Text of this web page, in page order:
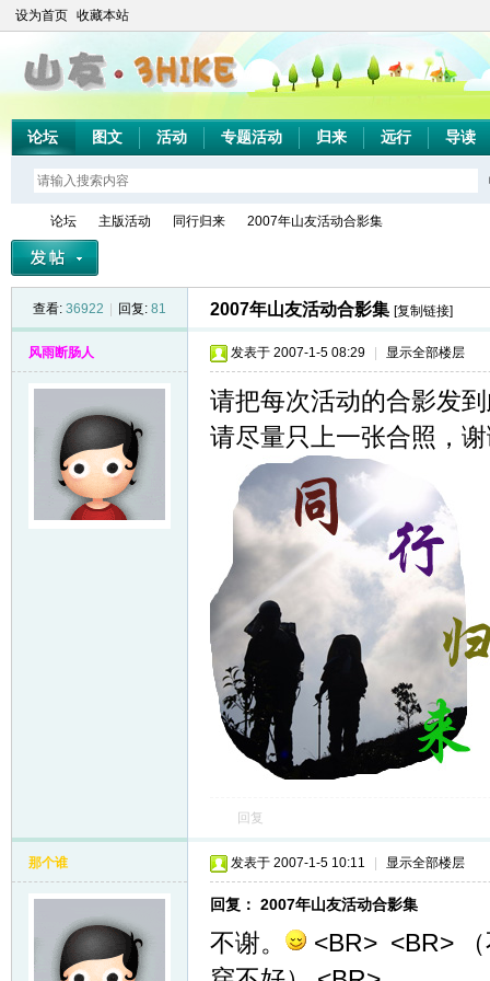
设为首页 收藏本站
论坛 图文 活动 专题活动 归来 远行 导读
»
论坛
›
主版活动
›
同行归来
›
2007年山友活动合影集
查看: 36922 回复: 81 2007年山友活动合影集 [复制链接]
风雨断肠人 发表于 2007-1-5 08:29 显示全部楼层
请把每次活动的合影发
请尽量只上一张合照，
回复
那个谁 发表于 2007-1-5 10:11 显示全部楼层
回复： 2007年山友活动合影集
不谢。
<BR> <BR>